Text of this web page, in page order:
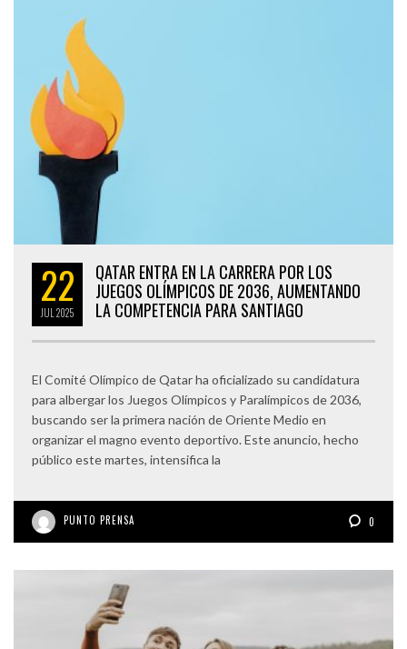
22
JUL 2025
QATAR ENTRA EN LA CARRERA POR LOS
JUEGOS OLÍMPICOS DE 2036, AUMENTANDO
LA COMPETENCIA PARA SANTIAGO
El Comité Olímpico de Qatar ha oficializado su candidatura
para albergar los Juegos Olímpicos y Paralímpicos de 2036,
buscando ser la primera nación de Oriente Medio en
organizar el magno evento deportivo. Este anuncio, hecho
público este martes, intensifica la
PUNTO PRENSA 0